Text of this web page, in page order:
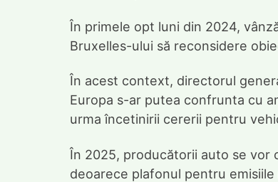
În primele opt luni din 2024,
Bruxelles-ului să reconsidere
În acest context, directorul
Europa s-ar putea confrunta cu
urma încetinirii cererii pentru
În 2025, producătorii auto se vor
deoarece plafonul pentru